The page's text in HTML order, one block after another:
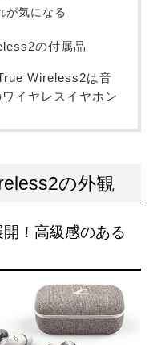
が気になる
の付属品
Wireless2は音
イヤレスイヤホン
の外観
！高級感のある